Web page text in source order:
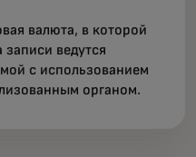
валюта, в которой
ведутся
с использованием
органом.